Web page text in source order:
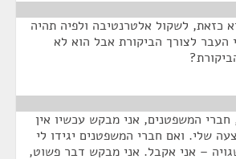
כזאת, לשקול אלטרנטיבה ולפיה תהיה
העבר לצורך הביקורת אבל הוא לא
חברי המשפטנים, אני מבקש עכשיו אין
שלי. ואם חברי המשפטנים יגידו לי
– אני אקבל. אני מבקש דבר פשוט,